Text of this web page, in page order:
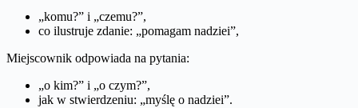
„komu?” i „czemu?”,
co ilustruje zdanie: „pomagam nadziei”,
Miejscownik odpowiada na pytania:
„o kim?” i „o czym?”,
jak w stwierdzeniu: „myślę o nadziei”.